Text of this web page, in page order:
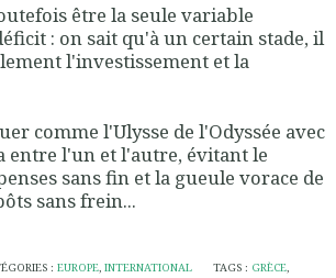
être la seule variable
: on sait qu'à un certain stade, il
l'investissement et la
comme l'Ulysse de l'Odyssée avec
entre l'un et l'autre, évitant le
sans fin et la gueule vorace de
sans frein...
: EUROPE, INTERNATIONAL TAGS : GRÈCE,